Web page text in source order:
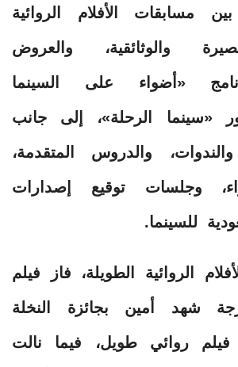
مسابقات الأفلام الروائية
والوثائقية، والعروض
«أضواء على السينما
«سينما الرحلة»، إلى جانب
والدروس المتقدمة،
وجلسات توقيع إصدارات
للسينما.
الروائية الطويلة، فاز فيلم
شهد أمين بجائزة النخلة
فيلم روائي طويل، فيما نالت